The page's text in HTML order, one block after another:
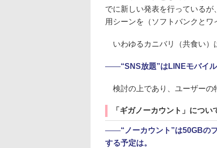
でに新しい発表を行っている
用シーンを（ソフトバンクと
いわゆるカニバリ（共食い）
――“SNS放題”はLINEモバイ
検討の上であり、ユーザーの
「ギガノーカウント」につい
――“ノーカウント”は50GBの
する予定は。